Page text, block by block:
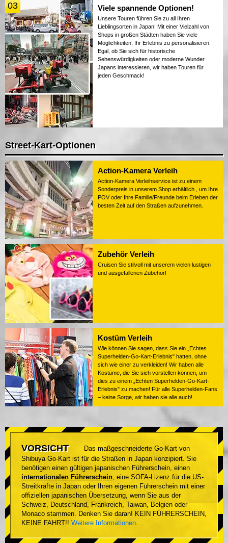
03 Viele spannende Optionen!
Unsere Touren führen Sie zu all Ihren
Lieblingsorten in Japan! Mit einer Vielzahl von
Shops in großen Städten haben Sie viele
Möglichkeiten, Ihr Erlebnis zu personalisieren.
Egal, ob Sie sich für historische
Sehenswürdigkeiten oder moderne Wunder
Japans interessieren, wir haben Touren für
jeden Geschmack!
Street-Kart-Optionen
Action-Kamera Verleih
Action-Kamera Verleihservice ist zu einem
Sonderpreis in unserem Shop erhältlich., um Ihre
POV oder Ihre Familie/Freunde beim Erleben der
besten Zeit auf den Straßen aufzunehmen.
Zubehör Verleih
Cruisen Sie stilvoll mit unserem vielen lustigen
und ausgefallenen Zubehör!
Kostüm Verleih
Wie können Sie sagen, dass Sie ein „Echtes
Superhelden-Go-Kart-Erlebnis" hatten, ohne
sich wie einer zu verkleiden! Wir haben alle
Kostüme, die Sie sich vorstellen können, um
dies zu einem „Echten Superhelden-Go-Kart-
Erlebnis" zu machen! Für alle Superhelden-Fans
– keine Sorge, wir haben sie alle auch!
VORSICHT
Das maßgeschneiderte Go-Kart von
Shibuya Go-Kart ist für die Straßen in Japan konzipiert. Sie
benötigen einen gültigen japanischen Führerschein, einen
internationalen Führerschein, eine SOFA-Lizenz für die US-
Streitkräfte in Japan oder Ihren eigenen Führerschein mit einer
offiziellen japanischen Übersetzung, wenn Sie aus der
Schweiz, Deutschland, Frankreich, Taiwan, Belgien oder
Monaco stammen. Denken Sie daran! KEIN FÜHRERSCHEIN,
KEINE FAHRT!! Weitere Informationen.